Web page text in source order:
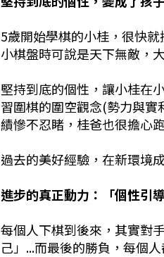
5歲開始學棋的小桂，很快
小棋盤時可說是天下無敵，
堅持到底的個性，讓小桂在
習圍棋的圍空觀念(勢力與
績慘不忍睹，桂爸也很擔心
過去的美好經驗，在新環境
進步的真正動力：「個性引導
每個人下棋到後來，其實對
己」...而最後的勝負，每個